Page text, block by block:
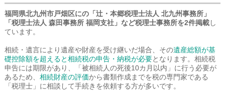
福岡県北九州市戸畑区にの「辻・本郷税理士法人 北九州事務所」
「税理士法人 森田事務所 福岡支社」など税理士事務所を2件掲載し
ています。
相続・遺言により遺産や財産を受け継いだ場合、その遺産総額が基
礎控除額を超えると相続税の申告・納税が必要となります。相続税
申告には期限があり、「被相続人の死後10カ月以内」に行う必要が
あるため、 相続財産の評価から書類作成までを税の専門家である
「税理士」に相談して手続きを依頼する方が多いです。